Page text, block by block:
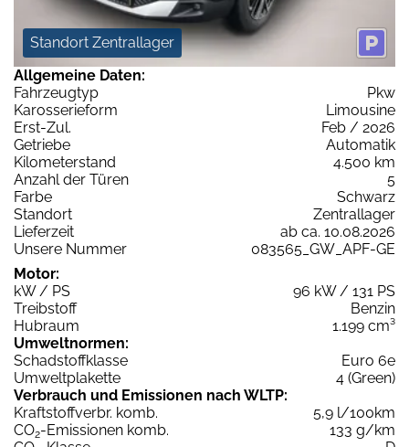
Standort Zentrallager
Allgemeine Daten:
Fahrzeugtyp
Pkw
Karosserieform
Limousine
Erst-Zul.
Feb / 2026
Getriebe
Automatik
Kilometerstand
4.500 km
Anzahl der Türen
5
Farbe
Schwarz
Standort
Zentrallager
Lieferzeit
ab ca. 10.08.2026
Unsere Nummer
083565_GW_APF-GE
Motor:
kW / PS
96 kW / 131 PS
Treibstoff
Benzin
Hubraum
1.199 cm³
Umweltnormen:
Schadstoffklasse
Euro 6e
Umweltplakette
4 (Green)
Verbrauch und Emissionen nach WLTP:
Kraftstoffverbr. komb.
5,9 l/100km
CO2-Emissionen komb.
133 g/km